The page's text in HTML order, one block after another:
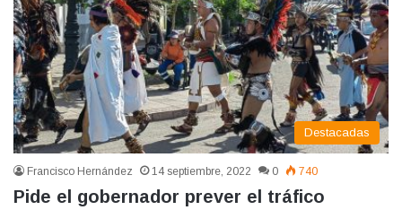
Destacadas
Francisco Hernández 14 septiembre, 2022 0 740
Pide el gobernador prever el tráfico